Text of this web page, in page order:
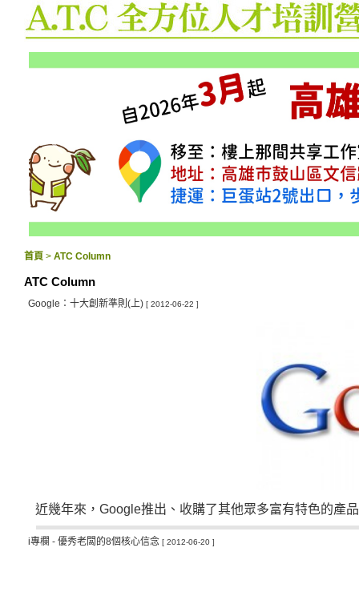
首頁 > ATC Column
ATC Column
Google：十大創新準則(上) [ 2012-06-22 ]
近幾年來， Google推出、收購了其他眾多富有特色的產
i專欄 - 優秀老闆的8個核心信念 [ 2012-06-20 ]